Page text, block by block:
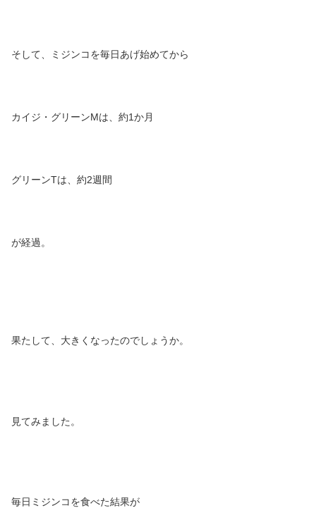
そして、ミジンコを毎日あげ始めてから
カイジ・グリーンMは、約1か月
グリーンTは、約2週間
が経過。
果たして、大きくなったのでしょうか。
見てみました。
毎日ミジンコを食べた結果が